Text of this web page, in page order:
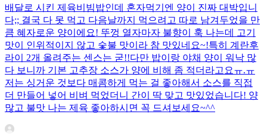
배달로 시킨 제육비빔밥인데 혼자먹기엔 양이 진짜 대박입니
다;; 결국 다 못 먹고 다음날까지 먹으려고 따로 남겨두었을 만
큼 혜자로운 양이에요! 뚜껑 열자마자 불향이 훅 나는데 고기
맛이 인위적이지 않고 숯불 맛이라 참 맛있네요~!특히 계란후
라이 2개 올려주는 센스는 굳!! ​다만 밥이랑 야채 양이 워낙 많
다 보니까 기본 고추장 소스가 양에 비해 좀 적더라고요ㅠ.ㅠ
저는 싱거운 것보다 매콤하게 먹는 걸 좋아해서 소스를 직접
더 만들어 넣어 비벼 먹었더니 간이 딱 맞고 맛있었습니다! 양
많고 불맛 나는 제육 좋아하시면 꼭 드셔보세요~^^